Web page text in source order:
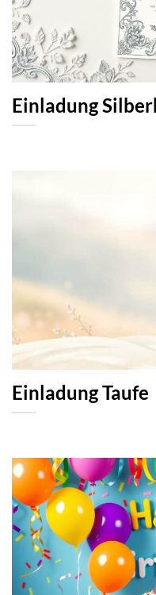
Einladung
Einladung Taufe